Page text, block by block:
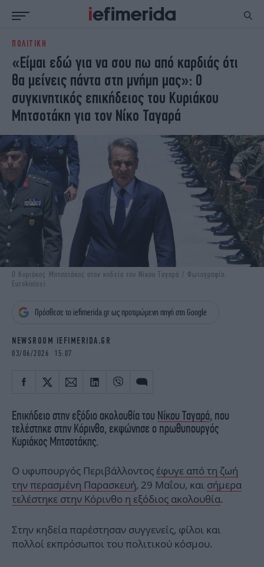
ΕΙΔΗΣΕΙΣ
NON PAPER
ΕΛΛΑΔΑ
ΟΙΚΟΝΟΜΙΑ
ΚΟΣΜΟΣ
ΠΟΛΙΤΙΣΜΟΣ
ΠΑΝΕΛΛΗΝΙΕΣ
ΖΩΗ
ΣΠΟΡ
ΓΥΝΑΙΚΑ
ENGLISH EDITION
ΠΟΛΗ
STORIES
ΕΚΛΟΓΕΣ
TRAVEL
ΤΕΧΝΟΛΟΓΙΑ
ΥΓΕΙΑ
DESIGN
ΟΛΥΜΠΙΑΚΟΙ ΑΓΩΝΕΣ
EURO
GREEN
PODCAST
iAUTOKINITO
iGASTRONOMIE
iBOOKS
ΖΩΔΙΑ
OSCARS
NEWSLETTER
ΠΟΛΙΤΙΚΗ
«Είμαι εδώ για να σου πω από καρδιάς ότι
θα μείνεις πάντα στη μνήμη μας»: Ο
συγκινητικός επικήδειος του Κυριάκου
Μητσοτάκη για τον Νίκο Ταγαρά
Ο Κυριάκος Μητσοτάκης στην κηδεία του Νίκου Ταγαρά / Φωτογραφία:
Eurokinissi
Πρόσθεσε το iefimerida.gr ως προτιμώμενη πηγή στη Google
NEWSROOM IEFIMERIDA.GR
03/06/2026 15:07
Επικήδειο στην εξόδιο ακολουθία του Νίκου Ταγαρά, που
τελέστηκε στην Κόρινθο, εκφώνησε ο πρωθυπουργός
Κυριάκος Μητσοτάκης.
Ο υφυπουργός Περιβάλλοντος έφυγε από τη ζωή
την περασμένη Παρασκευή, 29 Μαΐου, και σήμερα
τελέστηκε στην Κόρινθο η εξόδιος ακολουθία.
Στην κηδεία παρέστησαν συγγενείς, φίλοι και
πολλοί εκπρόσωποι του πολιτικού κόσμου.